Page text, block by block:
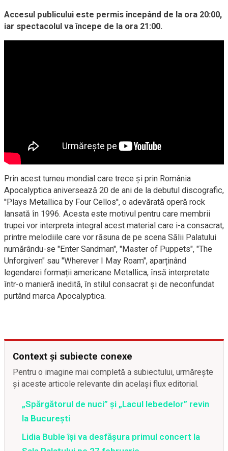
Accesul publicului este permis începând de la ora 20:00,
iar spectacolul va începe de la ora 21:00.
Prin acest turneu mondial care trece și prin România
Apocalyptica aniversează 20 de ani de la debutul discografic,
''Plays Metallica by Four Cellos'', o adevărată operă rock
lansată în 1996. Acesta este motivul pentru care membrii
trupei vor interpreta integral acest material care i-a consacrat,
printre melodiile care vor răsuna de pe scena Sălii Palatului
numărându-se "Enter Sandman", "Master of Puppets", "The
Unforgiven" sau "Wherever I May Roam", aparținând
legendarei formații americane Metallica, însă interpretate
într-o manieră inedită, în stilul consacrat și de neconfundat
purtând marca Apocalyptica.
Context și subiecte conexe
Pentru o imagine mai completă a subiectului, urmărește
și aceste articole relevante din același flux editorial.
„Spărgătorul de nuci” și „Lacul lebedelor” revin
la București
Lidia Buble își va desfășura primul concert la